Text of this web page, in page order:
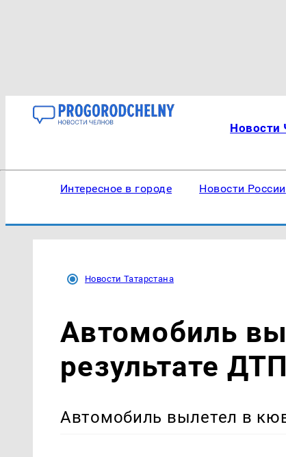
Новости
Интересное в городе Новости России
Новости Татарстана
Автомобиль
результате
Автомобиль вылетел в